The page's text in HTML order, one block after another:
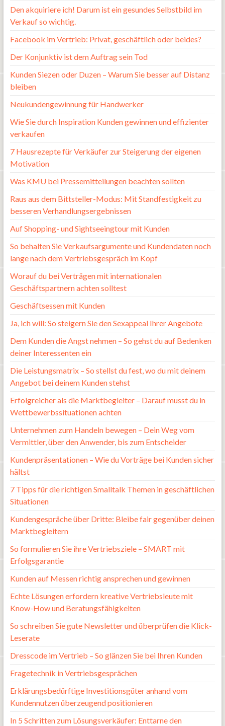
Den akquiriere ich! Darum ist ein gesundes Selbstbild im
Verkauf so wichtig.
Facebook im Vertrieb: Privat, geschäftlich oder beides?
Der Konjunktiv ist dem Auftrag sein Tod
Kunden Siezen oder Duzen – Warum Sie besser auf Distanz
bleiben
Neukundengewinnung für Handwerker
Wie Sie durch Inspiration Kunden gewinnen und effizienter
verkaufen
7 Hausrezepte für Verkäufer zur Steigerung der eigenen
Motivation
Was KMU bei Pressemitteilungen beachten sollten
Raus aus dem Bittsteller-Modus: Mit Standfestigkeit zu
besseren Verhandlungsergebnissen
Auf Shopping- und Sightseeingtour mit Kunden
So behalten Sie Verkaufsargumente und Kundendaten noch
lange nach dem Vertriebsgespräch im Kopf
Worauf du bei Verträgen mit internationalen
Geschäftspartnern achten solltest
Geschäftsessen mit Kunden
Ja, ich will: So steigern Sie den Sexappeal Ihrer Angebote
Dem Kunden die Angst nehmen – So gehst du auf Bedenken
deiner Interessenten ein
Die Leistungsmatrix – So stellst du fest, wo du mit deinem
Angebot bei deinem Kunden stehst
Erfolgreicher als die Marktbegleiter – Darauf musst du in
Wettbewerbssituationen achten
Unternehmen zum Handeln bewegen – Dein Weg vom
Vermittler, über den Anwender, bis zum Entscheider
Kundenpräsentationen – Wie du Vorträge bei Kunden sicher
hältst
7 Tipps für die richtigen Smalltalk Themen in geschäftlichen
Situationen
Kundengespräche über Dritte: Bleibe fair gegenüber deinen
Marktbegleitern
So formulieren Sie ihre Vertriebsziele – SMART mit
Erfolgsgarantie
Kunden auf Messen richtig ansprechen und gewinnen
Echte Lösungen erfordern kreative Vertriebsleute mit
Know-How und Beratungsfähigkeiten
So schreiben Sie gute Newsletter und überprüfen die Klick-
Leserate
Dresscode im Vertrieb – So glänzen Sie bei Ihren Kunden
Fragetechnik in Vertriebsgesprächen
Erklärungsbedürftige Investitionsgüter anhand vom
Kundennutzen überzeugend positionieren
In 5 Schritten zum Lösungsverkäufer: Enttarne den